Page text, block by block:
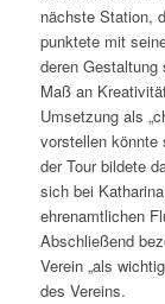
nächste Station,
punktete mit
deren
Maß an
Umsetzung als
vorstellen könnte
der Tour bildete
sich bei
ehrenamtlichen
Abschließend
Verein „als
des Vereins.